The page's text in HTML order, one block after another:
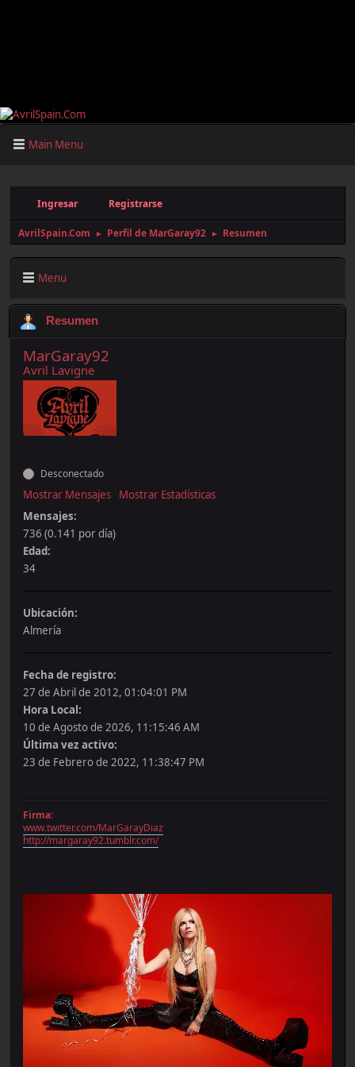
Main Menu
Ingresar Registrarse
AvrilSpain.Com ► Perfil de MarGaray92 ► Resumen
Menu
Resumen
MarGaray92
Avril Lavigne
Desconectado
Mostrar Mensajes
Mostrar Estadísticas
Mensajes:
736 (0.141 por día)
Edad:
34
Ubicación:
Almería
Fecha de registro:
27 de Abril de 2012, 01:04:01 PM
Hora Local:
10 de Agosto de 2026, 11:15:46 AM
Última vez activo:
23 de Febrero de 2022, 11:38:47 PM
Firma:
www.twitter.com/MarGarayDiaz
http://margaray92.tumblr.com/